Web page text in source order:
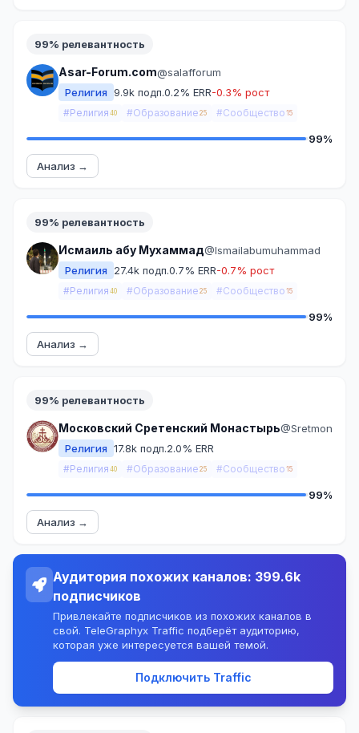
99% релевантность
Asar-Forum.com@salafforum
Религия 9.9k подп.0.2% ERR-0.3% рост
#Религия 40 #Образование 25 #Сообщество 15
99%
Анализ →
99% релевантность
Исмаиль абу Мухаммад@Ismailabumuhammad
Религия
27.4k подп.0.7% ERR-0.7% рост
#Религия 40 #Образование 25 #Сообщество 15
99%
Анализ →
99% релевантность
Московский Сретенский Монастырь@Sretmon
Религия 17.8k подп.2.0% ERR
#Религия 40 #Образование 25 #Сообщество 15
99%
Анализ →
Аудитория похожих каналов: 399.6k
подписчиков
Привлекайте подписчиков из похожих каналов в
свой. TeleGraphyx Traffic подберёт аудиторию,
которая уже интересуется вашей темой.
Подключить Traffic